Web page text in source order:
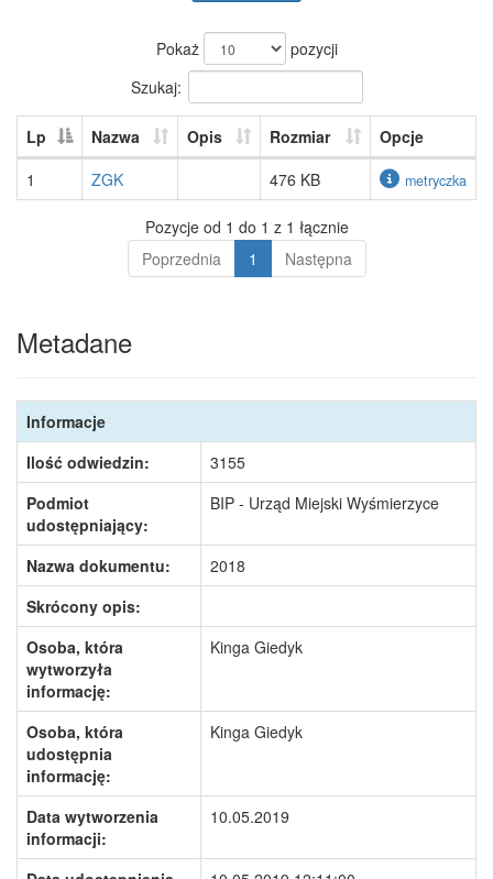
Pokaż
pozycji
Szukaj:
Lp Nazwa Opis Rozmiar
Opcje
1
ZGK 476 KB metryczka
Pozycje od 1 do 1 z 1 łącznie
Poprzednia
1 Następna
Metadane
Informacje
Ilość odwiedzin:
3155
Podmiot
udostępniający:
BIP - Urząd Miejski Wyśmierzyce
Nazwa dokumentu:
2018
Skrócony opis:
Osoba, która
wytworzyła
informację:
Kinga Giedyk
Osoba, która
udostępnia
informację:
Kinga Giedyk
Data wytworzenia
informacji:
10.05.2019